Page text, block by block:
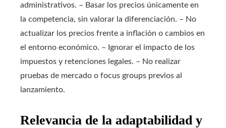
administrativos. – Basar los precios únicamente en
la competencia, sin valorar la diferenciación. – No
actualizar los precios frente a inflación o cambios en
el entorno económico. – Ignorar el impacto de los
impuestos y retenciones legales. – No realizar
pruebas de mercado o focus groups previos al
lanzamiento.
Relevancia de la adaptabilidad y